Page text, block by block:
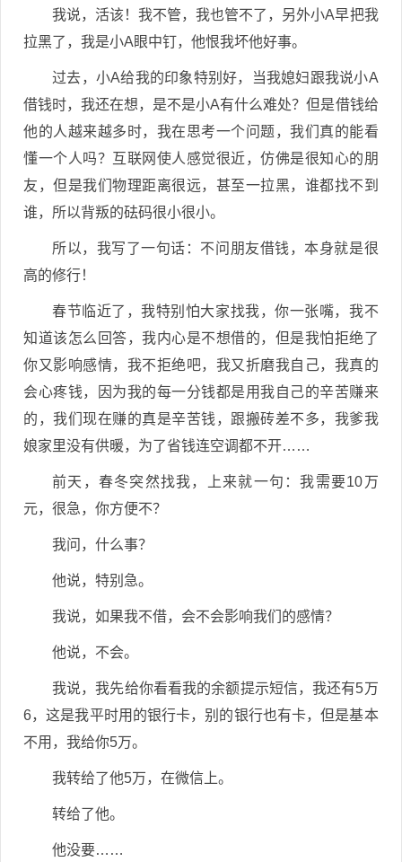
我说，活该！我不管，我也管不了，另外小A早把我
拉黑了，我是小A眼中钉，他恨我坏他好事。
过去，小A给我的印象特别好，当我媳妇跟我说小A
借钱时，我还在想，是不是小A有什么难处？但是借钱给
他的人越来越多时，我在思考一个问题，我们真的能看
懂一个人吗？互联网使人感觉很近，仿佛是很知心的朋
友，但是我们物理距离很远，甚至一拉黑，谁都找不到
谁，所以背叛的砝码很小很小。
所以，我写了一句话：不问朋友借钱，本身就是很
高的修行！
春节临近了，我特别怕大家找我，你一张嘴，我不
知道该怎么回答，我内心是不想借的，但是我怕拒绝了
你又影响感情，我不拒绝吧，我又折磨我自己，我真的
会心疼钱，因为我的每一分钱都是用我自己的辛苦赚来
的，我们现在赚的真是辛苦钱，跟搬砖差不多，我爹我
娘家里没有供暖，为了省钱连空调都不开……
前天，春冬突然找我，上来就一句：我需要10万
元，很急，你方便不？
我问，什么事？
他说，特别急。
我说，如果我不借，会不会影响我们的感情？
他说，不会。
我说，我先给你看看我的余额提示短信，我还有5万
6，这是我平时用的银行卡，别的银行也有卡，但是基本
不用，我给你5万。
我转给了他5万，在微信上。
转给了他。
他没要……